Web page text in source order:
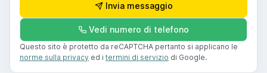
Invia messaggio
Vedi numero di telefono
Questo sito è protetto da reCAPTCHA pertanto si applicano le
norme sulla privacy ed i termini di servizio di Google.